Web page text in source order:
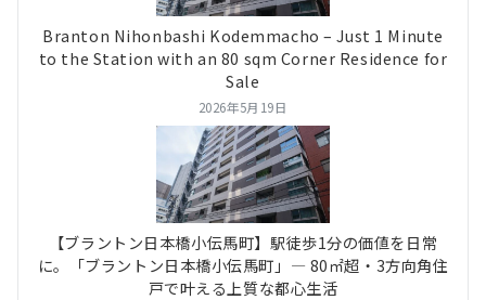
Branton Nihonbashi Kodemmacho – Just 1 Minute
to the Station with an 80 sqm Corner Residence for
Sale
2026年5月19日
【ブラントン日本橋小伝馬町】駅徒歩1分の価値を日常
に。「ブラントン日本橋小伝馬町」― 80㎡超・3方向角住
戸で叶える上質な都心生活